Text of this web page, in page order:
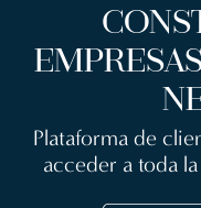
Plataforma de
acceder a toda